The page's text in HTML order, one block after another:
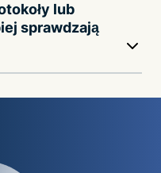
lub
sprawdzają